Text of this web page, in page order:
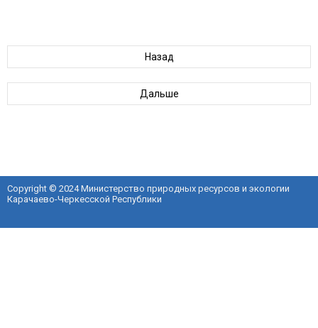
Назад
Дальше
Copyright © 2024 Министерство природных ресурсов и экологии
Карачаево-Черкесской Республики